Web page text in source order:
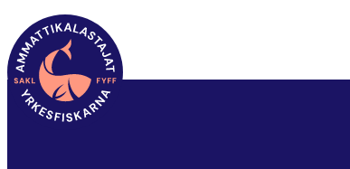
SAKL ARTIKKELIT